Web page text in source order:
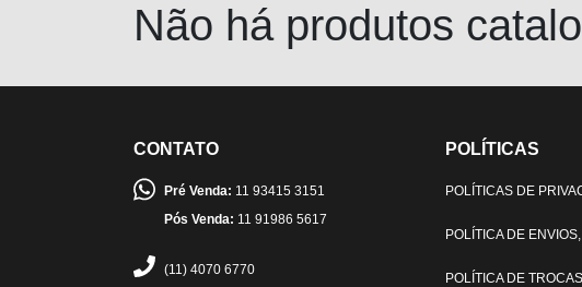
Não há produtos
CONTATO
Pré Venda: 11 93415 3151
Pós Venda: 11 91986 5617
(11) 4070 6770
POLÍTICAS
POLÍTICAS DE
POLÍTICA DE
POLÍTICA DE